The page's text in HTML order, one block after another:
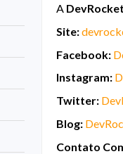
A DevRocket
Site:
Facebook:
Instagram:
Twitter:
Blog:
Contato